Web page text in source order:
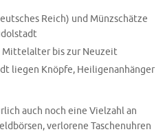
Reich) und Münzschätze
Mittelalter bis zur Neuzeit
liegen Knöpfe, Heiligenanhänger
auch noch eine Vielzahl an
verlorene Taschenuhren